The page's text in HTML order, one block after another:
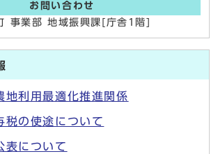
お問い合わせ
事業部 地域振興課[庁舎1階]
地利用最適化推進関係
税の使途について
表について